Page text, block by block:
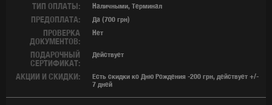
ТИП ОПЛАТЫ: Наличными, Терминал
ПРЕДОПЛАТА: Да (700 грн)
ПРОВЕРКА
ДОКУМЕНТОВ:
Нет
ПОДАРОЧНЫЙ
СЕРТИФИКАТ:
Действует
АКЦИИ И СКИДКИ:
Есть скидки ко Дню Рождения -200 грн, действует +/-
7 дней